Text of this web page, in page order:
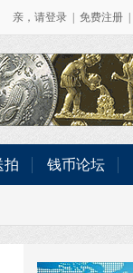
亲，请登录 免费注册
拍 钱币论坛